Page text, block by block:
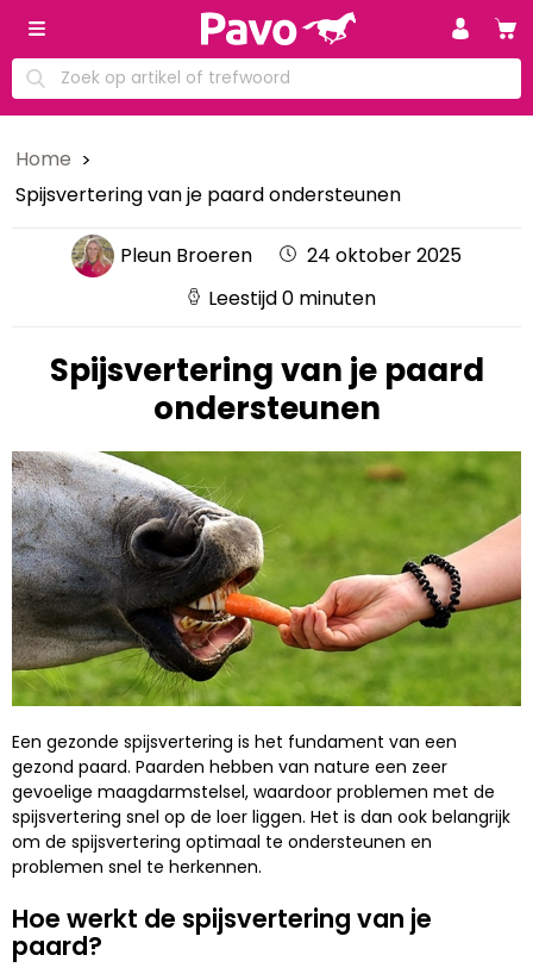
Home
Spijsvertering van je paard ondersteunen
Pleun Broeren
24 oktober 2025
Leestijd 0 minuten
Spijsvertering van je paard
ondersteunen
Een gezonde spijsvertering is het fundament van een
gezond paard. Paarden hebben van nature een zeer
gevoelige maagdarmstelsel, waardoor problemen met de
spijsvertering snel op de loer liggen. Het is dan ook belangrijk
om de spijsvertering optimaal te ondersteunen en
problemen snel te herkennen.
Hoe werkt de spijsvertering van je
paard?